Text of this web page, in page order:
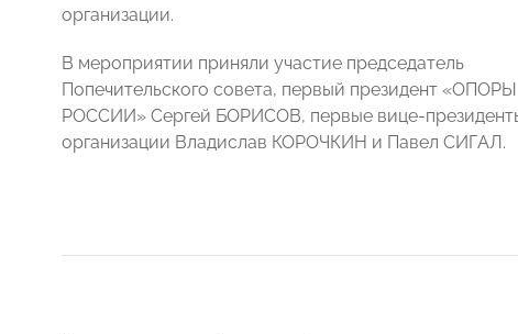
организации.
В мероприятии приняли участие председатель
Попечительского совета, первый президент «ОПОРЫ
РОССИИ» Сергей БОРИСОВ, первые вице-
организации Владислав КОРОЧКИН и Павел СИГАЛ.